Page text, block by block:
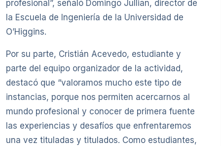
profesional”, señaló Domingo Jullian, director de
la Escuela de Ingeniería de la Universidad de
O’Higgins.
Por su parte, Cristián Acevedo, estudiante y
parte del equipo organizador de la actividad,
destacó que “valoramos mucho este tipo de
instancias, porque nos permiten acercarnos al
mundo profesional y conocer de primera fuente
las experiencias y desafíos que enfrentaremos
una vez tituladas y titulados. Como estudiantes,